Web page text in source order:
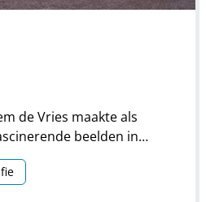
de Vries maakte als
beelden in
van
en beelden van